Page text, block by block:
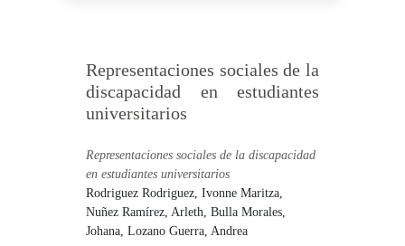
Representaciones sociales de la
discapacidad en estudiantes
universitarios
Representaciones sociales de la discapacidad
en estudiantes universitarios
Rodriguez Rodriguez, Ivonne Maritza,
Nuñez Ramírez, Arleth,Bulla Morales,
Johana,Lozano Guerra, Andrea